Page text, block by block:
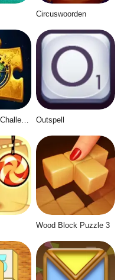
Circuswoorden
Jigsaw World Challenge Outspell
Wood Block Puzzle 3